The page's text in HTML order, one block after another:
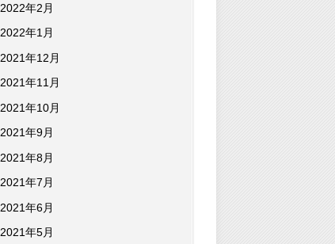
2022年2月
2022年1月
2021年12月
2021年11月
2021年10月
2021年9月
2021年8月
2021年7月
2021年6月
2021年5月